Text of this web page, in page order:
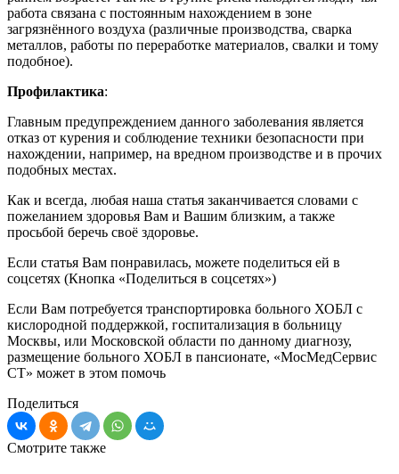
работа связана с постоянным нахождением в зоне
загрязнённого воздуха (различные производства, сварка
металлов, работы по переработке материалов, свалки и тому
подобное).
Профилактика:
Главным предупреждением данного заболевания является
отказ от курения и соблюдение техники безопасности при
нахождении, например, на вредном производстве и в прочих
подобных местах.
Как и всегда, любая наша статья заканчивается словами с
пожеланием здоровья Вам и Вашим близким, а также
просьбой беречь своё здоровье.
Если статья Вам понравилась, можете поделиться ей в
соцсетях (Кнопка «Поделиться в соцсетях»)
Если Вам потребуется транспортировка больного ХОБЛ с
кислородной поддержкой, госпитализация в больницу
Москвы, или Московской области по данному диагнозу,
размещение больного ХОБЛ в пансионате, «МосМедСервис
СТ» может в этом помочь
Поделиться
Смотрите также